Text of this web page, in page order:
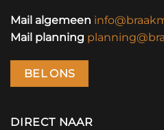
Mail algemeen
Mail planning
BEL ONS
DIRECT NAAR